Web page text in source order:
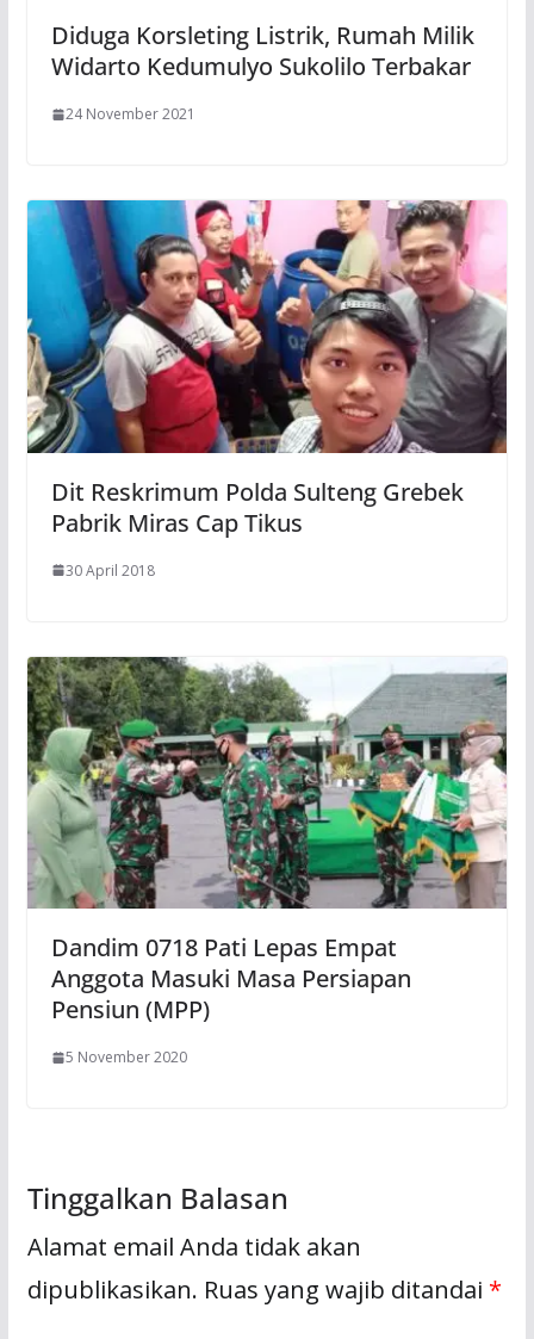
Diduga Korsleting Listrik, Rumah Milik
Widarto Kedumulyo Sukolilo Terbakar
24 November 2021
Dit Reskrimum Polda Sulteng Grebek
Pabrik Miras Cap Tikus
30 April 2018
Dandim 0718 Pati Lepas Empat
Anggota Masuki Masa Persiapan
Pensiun (MPP)
5 November 2020
Tinggalkan Balasan
Alamat email Anda tidak akan
dipublikasikan. Ruas yang wajib ditandai *